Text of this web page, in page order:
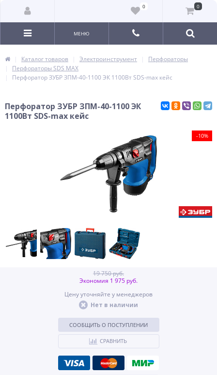
0 0
МЕНЮ
Каталог товаров Электроинструмент
Перфораторы
Перфораторы SDS MAX
Перфоратор ЗУБР ЗПМ-40-1100 ЭК 1100Вт SDS-max кейс
Перфоратор ЗУБР ЗПМ-40-1100 ЭК
1100Вт SDS-max кейс
-10%
19 750 руб.
Экономия 1 975 руб.
Цену уточняйте у менеджеров
Нет в наличии
СООБЩИТЬ О ПОСТУПЛЕНИИ
СРАВНИТЬ